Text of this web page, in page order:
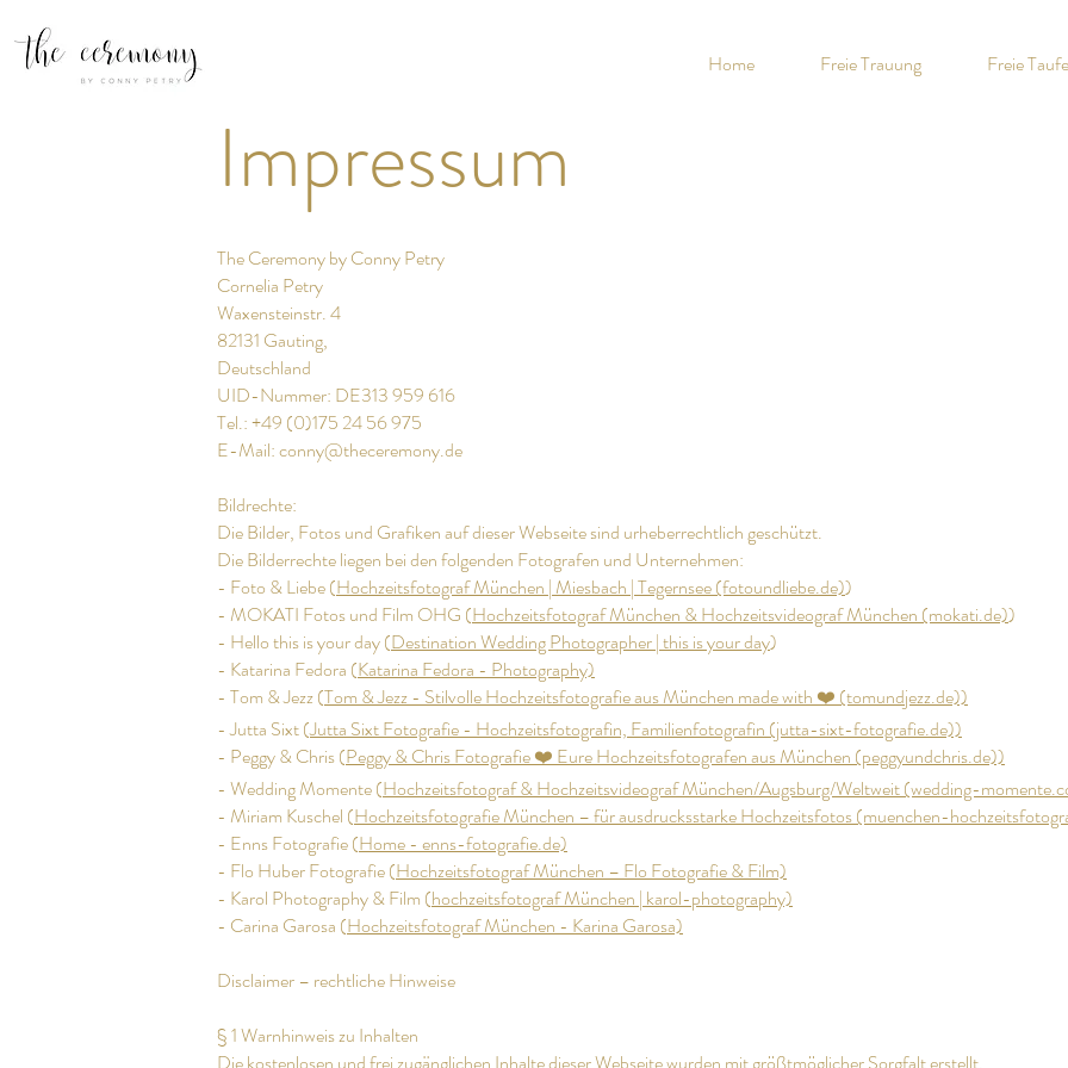
Home Freie Trauung Freie Taufe
Impressum
The Ceremony by Conny Petry
Cornelia Petry
Waxensteinstr. 4
82131 Gauting,
Deutschland
UID-Nummer: DE313 959 616
Tel.: +49 (0)175 24 56 975
E-Mail: conny@theceremony.de
Bildrechte:
Die Bilder, Fotos und Grafiken auf dieser Webseite sind urheberrechtlich geschützt.
Die Bilderrechte liegen bei den folgenden Fotografen und Unternehmen:
- Foto & Liebe (Hochzeitsfotograf München | Miesbach | Tegernsee (fotoundliebe.de))
- MOKATI Fotos und Film OHG (Hochzeitsfotograf München & Hochzeitsvideograf München (mokati.de))
- Hello this is your day (Destination Wedding Photographer | this is your day)
- Katarina Fedora (Katarina Fedora - Photography)
- Tom & Jezz (Tom & Jezz - Stilvolle Hochzeitsfotografie aus München made with ❤️ (tomundjezz.de))
- Jutta Sixt (Jutta Sixt Fotografie - Hochzeitsfotografin, Familienfotografin (jutta-sixt-fotografie.de))
- Peggy & Chris (Peggy & Chris Fotografie ❤️ Eure Hochzeitsfotografen aus München (peggyundchris.de))
- Wedding Momente (Hochzeitsfotograf & Hochzeitsvideograf München/Augsburg/Weltweit (wedding-
- Miriam Kuschel (Hochzeitsfotografie München – für ausdrucksstarke Hochzeitsfotos (muenchen-
- Enns Fotografie (Home - enns-fotografie.de)
- Flo Huber Fotografie (Hochzeitsfotograf München – Flo Fotografie & Film)
- Karol Photography & Film (hochzeitsfotograf München | karol-photography)
- Carina Garosa (Hochzeitsfotograf München - Karina Garosa)
Disclaimer – rechtliche Hinweise
§ 1 Warnhinweis zu Inhalten